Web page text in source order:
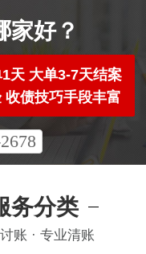
家好？
天 大单3-7天结案
债技巧手段丰富
务分类
账 · 专业清账